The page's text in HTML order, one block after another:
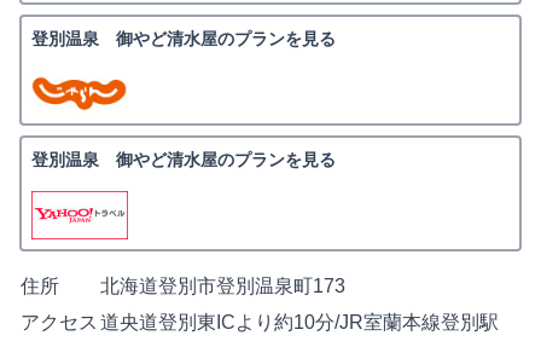
登別温泉 御やど清水屋のプランを見る
登別温泉 御やど清水屋のプランを見る
住所
北海道登別市登別温泉町173
アクセス 道央道登別東ICより約10分/JR室蘭本線登別駅